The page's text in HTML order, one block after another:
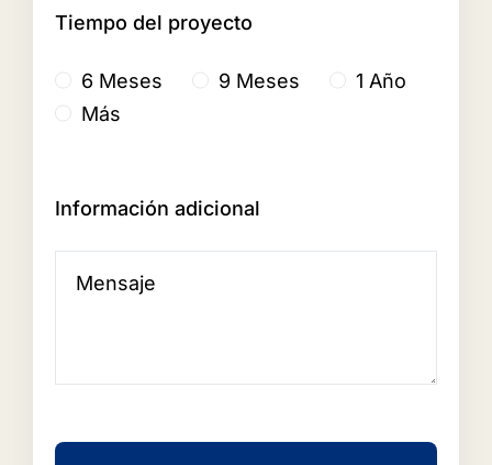
Tiempo del proyecto
6 Meses 9 Meses
1 Año
Más
Información adicional